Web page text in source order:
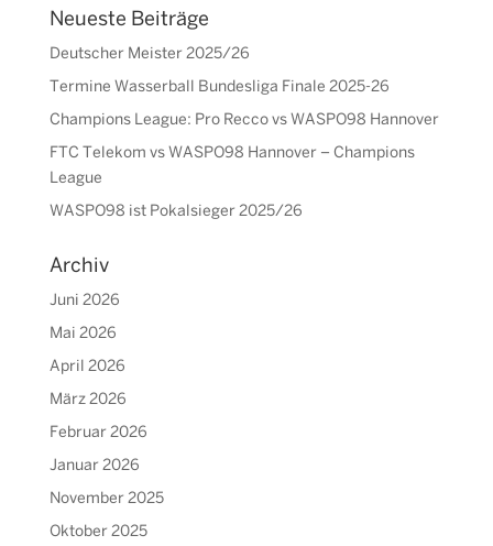
Neueste Beiträge
Deutscher Meister 2025/26
Termine Wasserball Bundesliga Finale 2025-26
Champions League: Pro Recco vs WASPO98 Hannover
FTC Telekom vs WASPO98 Hannover – Champions
League
WASPO98 ist Pokalsieger 2025/26
Archiv
Juni 2026
Mai 2026
April 2026
März 2026
Februar 2026
Januar 2026
November 2025
Oktober 2025